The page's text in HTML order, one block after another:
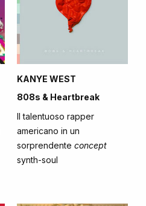
KANYE WEST
808s & Heartbreak
Il talentuoso rapper
americano in un
sorprendente concept
synth-soul